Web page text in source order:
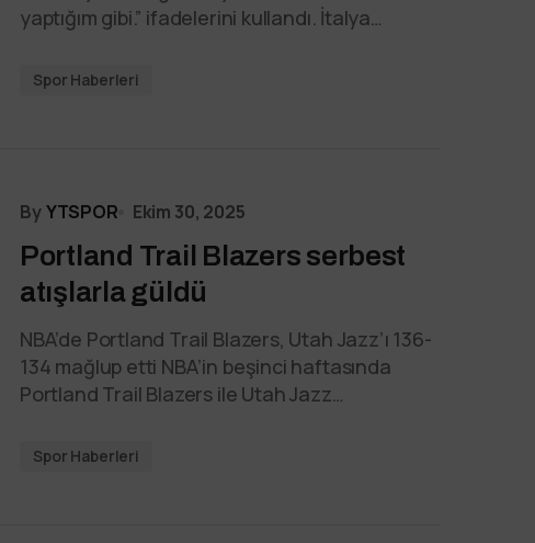
yaptığım gibi.” ifadelerini kullandı. İtalya…
Spor Haberleri
ByYTSPOR Ekim 30, 2025
Portland Trail Blazers serbest
atışlarla güldü
NBA’de Portland Trail Blazers, Utah Jazz’ı 136-
134 mağlup etti NBA’in beşinci haftasında
Portland Trail Blazers ile Utah Jazz…
Spor Haberleri